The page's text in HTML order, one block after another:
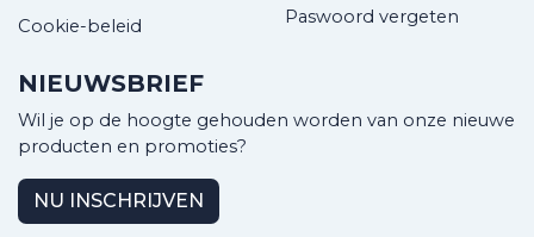
Cookie-beleid
Paswoord vergeten
NIEUWSBRIEF
Wil je op de hoogte gehouden worden van onze nieuwe
producten en promoties?
NU INSCHRIJVEN